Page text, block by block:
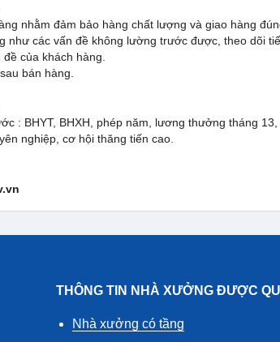
nhằm đảm bảo hàng chất lượng và giao hàng
các vấn đề không lường trước được, theo dõi
của khách hàng.
bán hàng.
: BHYT, BHXH, phép năm, lương thưởng tháng
nghiệp, cơ hội thăng tiến cao.
THÔNG TIN NHÀ XƯỞNG ĐƯỢC
Nhà xưởng có tầng